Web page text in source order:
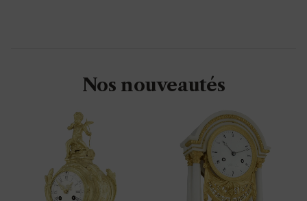
Nos nouveautés